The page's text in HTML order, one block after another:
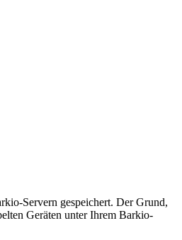
Servern gespeichert. Der Grund,
Geräten unter Ihrem Barkio-